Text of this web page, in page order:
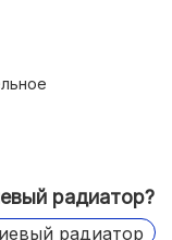
радиатор?